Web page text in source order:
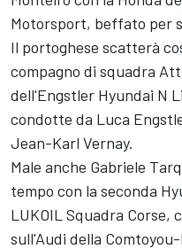
Motorsport, beffato per
Il portoghese scatterà
compagno di squadra
dell'Engstler Hyundai N
condotte da Luca
Jean-Karl Vernay.
Male anche Gabriele
tempo con la seconda
LUKOIL Squadra Corse,
sull'Audi della